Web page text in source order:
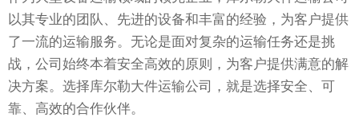
以其专业的团队、先进的设备和丰富的经验，为客户提供
了一流的运输服务。无论是面对复杂的运输任务还是挑
战，公司始终本着安全高效的原则，为客户提供满意的解
决方案。选择库尔勒大件运输公司，就是选择安全、可
靠、高效的合作伙伴。